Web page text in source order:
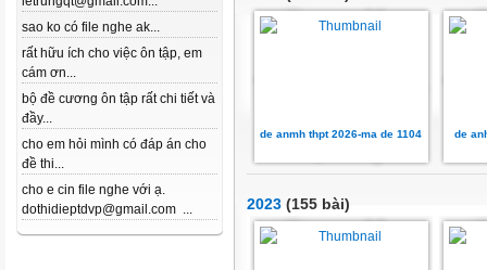
sao ko có file nghe ak...
rất hữu ích cho việc ôn tập, em
cám ơn...
bộ đề cương ôn tập rất chi tiết và
đầy...
cho em hỏi mình có đáp án cho
đề thi...
cho e cin file nghe với ạ.
dothidieptdvp@gmail.com ...
de anmh thpt 2026-ma de 1104 de
2023 (155 bài)